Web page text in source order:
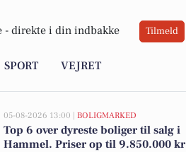
- direkte i din indbakke Tilmeld
SPORT VEJRET
05-08-2026 13:00 | BOLIGMARKED
Top 6 over dyreste boliger til salg i
Hammel. Priser op til 9.850.000 kr